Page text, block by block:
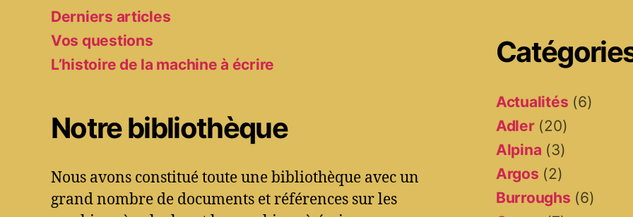
Derniers articles
Vos questions
L’histoire de la machine à écrire
Notre bibliothèque
Nous avons constitué toute une bibliothèque avec un
grand nombre de documents et références sur les
Actualités (6)
Adler(20)
Alpina (3)
Argos (2)
Burroughs (6)